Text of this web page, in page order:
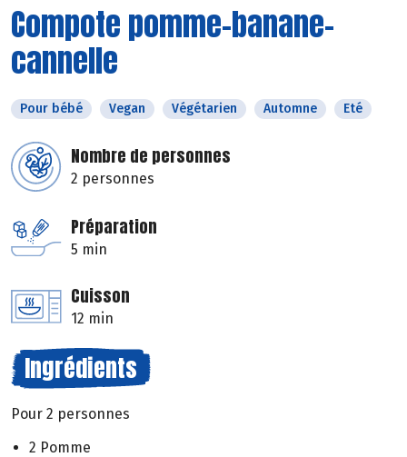
Compote pomme-banane-
cannelle
Pour bébé Vegan Végétarien Automne Eté
Nombre de personnes
2 personnes
Préparation
5 min
Cuisson
12 min
Ingrédients
Pour 2 personnes
2 Pomme